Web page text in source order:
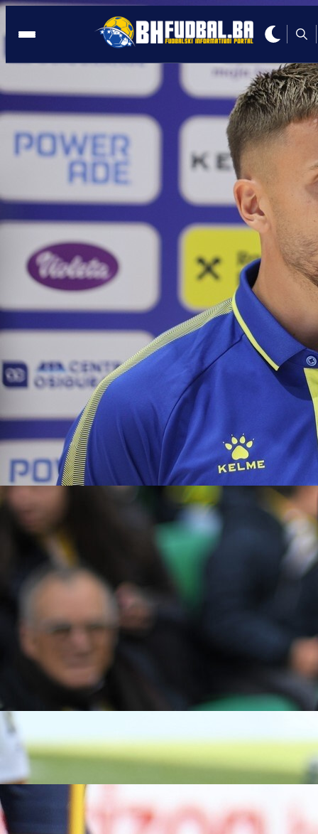
BUNDESLIGA
10:31, 05.10.2025
Možete glasati za Demirovića:
'magija' kandidat za najljepši gol
Redakcija
10:31, 05.10.2025